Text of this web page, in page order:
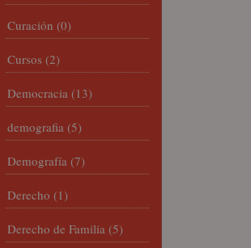
Curación (0)
Cursos (2)
Democracia (13)
demografia (5)
Demografía (7)
Derecho (1)
Derecho de Familia (5)